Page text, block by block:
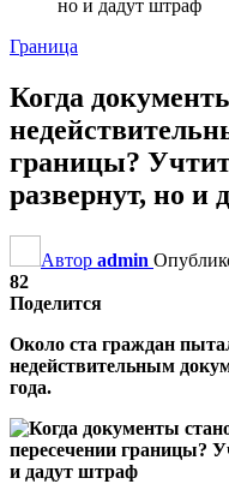
но и дадут штраф
Граница
Когда
границы?
развернут, но и
Автор admin
82
Поделится
Около ста граждан
недействительным
года.